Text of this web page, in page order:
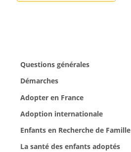
Questions générales
Démarches
Adopter en France
Adoption internationale
Enfants en Recherche de Famille
La santé des enfants adoptés